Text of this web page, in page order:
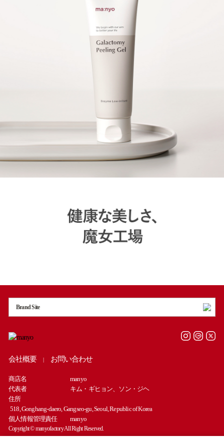
Brand Site
会社概要 | お問い合わせ
商店名
manyo
代表者
キム・ギヒョン、ソン・ジヘ
住所
518, Gonghang-daero, Gangseo-gu, Seoul, Republic of Korea
個人情報管理責任
manyo
Copyright © manyofactory All Right Reserved.